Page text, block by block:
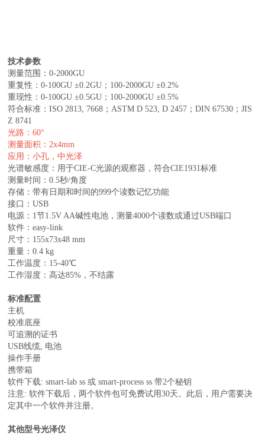
技术参数
测量范围：0-2000GU
重复性：0-100GU ±0.2GU；100-2000GU ±0.2%
重现性：0-100GU ±0.5GU；100-2000GU ±0.5%
符合标准：ISO 2813, 7668；ASTM D 523, D 2457；DIN 67530；JIS
Z 8741
光路：60°
测量面积：2x4mm
应用：小孔，中光泽
光谱敏感度：用于CIE-C光源的观察器，符合CIE1931标准
测量时间：0.5秒/角度
存储：带有日期和时间的999个读数记忆功能
接口：USB
电源：1节1.5V AA碱性电池，测量4000个读数或通过USB端口
软件：easy-link
尺寸：155x73x48 mm
重量：0.4 kg
工作温度：15-40℃
工作湿度：高达85%，不结露
标准配置
主机
校准底座
可追溯的证书
USB线缆, 电池
操作手册
携带箱
软件下载: smart-lab ss 或 smart-process ss 带2个秘钥
注意: 软件下载后，两个软件包可免费试用30天。此后，用户需要决
定其中一个软件并注册。
其他型号光泽仪